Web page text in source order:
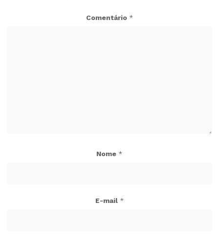
Comentário *
Nome *
E-mail *